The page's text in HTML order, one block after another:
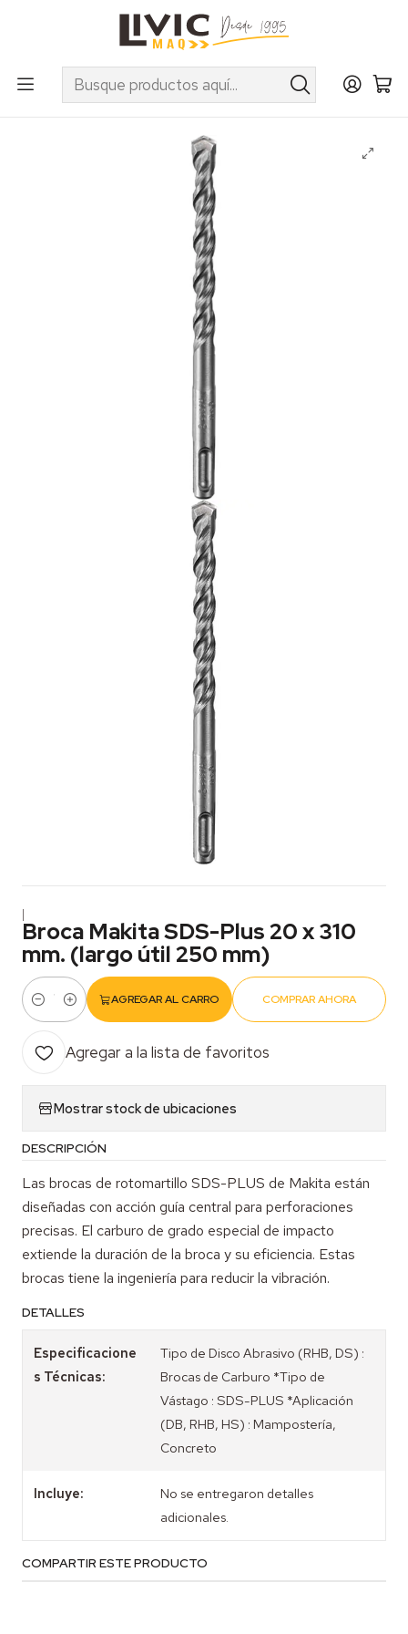
UTILIZA EL CUPÓN "INVIERNO10" EN PRODUCTOS SELECCIONADOS
Marcas Makita
Brocas, Puntos y Cinceles
Broca Makita SDS-Plus 20 x 310 mm. (largo útil 250 mm)
|
Broca Makita SDS-Plus 20 x 310
mm. (largo útil 250 mm)
Cantidad
AGREGAR AL CARRO COMPRAR AHORA
Agregar a la lista de favoritos
Mostrar stock de ubicaciones
DESCRIPCIÓN
Las brocas de rotomartillo SDS-PLUS de Makita están
diseñadas con acción guía central para perforaciones
precisas. El carburo de grado especial de impacto
extiende la duración de la broca y su eficiencia. Estas
brocas tiene la ingeniería para reducir la vibración.
DETALLES
Especificacione
s Técnicas:
Tipo de Disco Abrasivo (RHB, DS) :
Brocas de Carburo *Tipo de
Vástago : SDS-PLUS *Aplicación
(DB, RHB, HS) : Mampostería,
Concreto
Incluye:
No se entregaron detalles
adicionales.
COMPARTIR ESTE PRODUCTO